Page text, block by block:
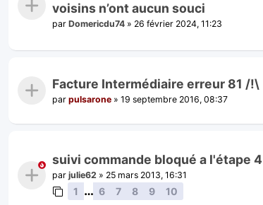
voisins n’ont aucun souci
par Domericdu74 » 26 février 2024, 11:23
Facture Intermédiaire erreur 81 /!\
par pulsarone » 19 septembre 2016, 08:37
suivi commande bloqué a l'étape 4
par julie62 » 25 mars 2013, 16:31
1 … 6 7 8 9 10